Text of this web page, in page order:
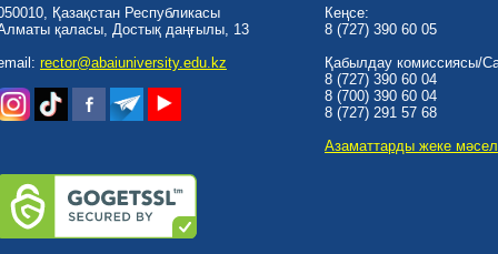
Қазақстан Республикасы
қаласы, Достық даңғылы, 13
rector@abaiuniversity.edu.kz
Кеңсе:
8 (727) 390 60 05
Қабылдау комиссиясы/
8 (727) 390 60 04
8 (700) 390 60 04
8 (727) 291 57 68
Азаматтарды жеке